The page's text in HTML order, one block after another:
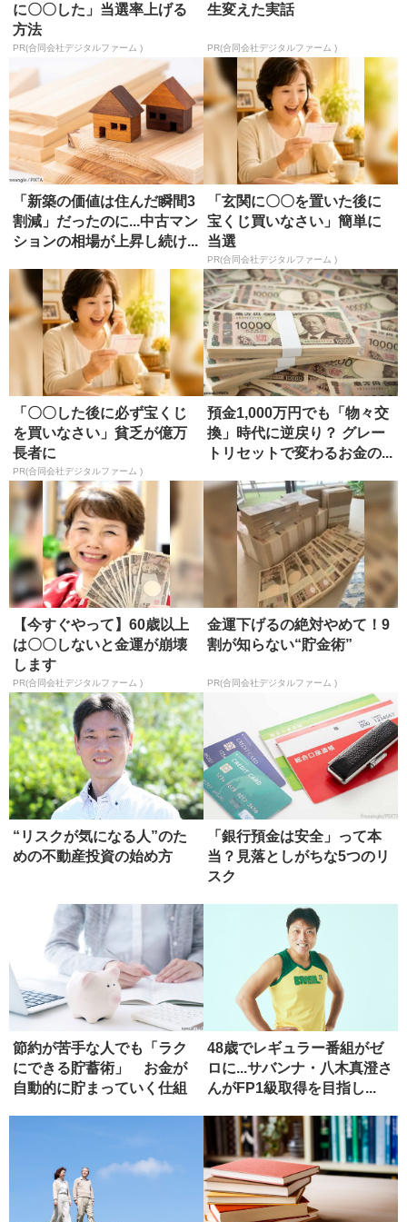
に〇〇した」当選率上げる
方法
PR(合同会社デジタルファーム )
生変えた実話
PR(合同会社デジタルファーム )
「新築の価値は住んだ瞬間3
割減」だったのに...中古マン
ションの相場が上昇し続け...
「玄関に〇〇を置いた後に
宝くじ買いなさい」簡単に
当選
PR(合同会社デジタルファーム )
「〇〇した後に必ず宝くじ
を買いなさい」貧乏が億万
長者に
PR(合同会社デジタルファーム )
預金1,000万円でも「物々交
換」時代に逆戻り？ グレー
トリセットで変わるお金の...
【今すぐやって】60歳以上
は〇〇しないと金運が崩壊
します
PR(合同会社デジタルファーム )
金運下げるの絶対やめて！9
割が知らない“貯金術”
PR(合同会社デジタルファーム )
“リスクが気になる人”のた
めの不動産投資の始め方
「銀行預金は安全」って本
当？見落としがちな5つのリ
スク
節約が苦手な人でも「ラク
にできる貯蓄術」 お金が
自動的に貯まっていく仕組
48歳でレギュラー番組がゼ
ロに...サバンナ・八木真澄さ
んがFP1級取得を目指し...